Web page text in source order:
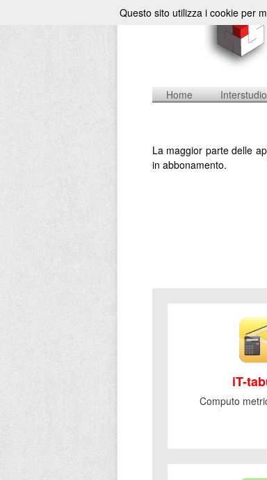
Home
La maggior parte delle
in abbonamento.
iT-
Computo
Questo sito utilizza i cookie per